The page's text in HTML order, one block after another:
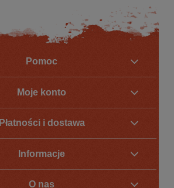
Pomoc
Moje konto
Płatności i dostawa
Informacje
O nas